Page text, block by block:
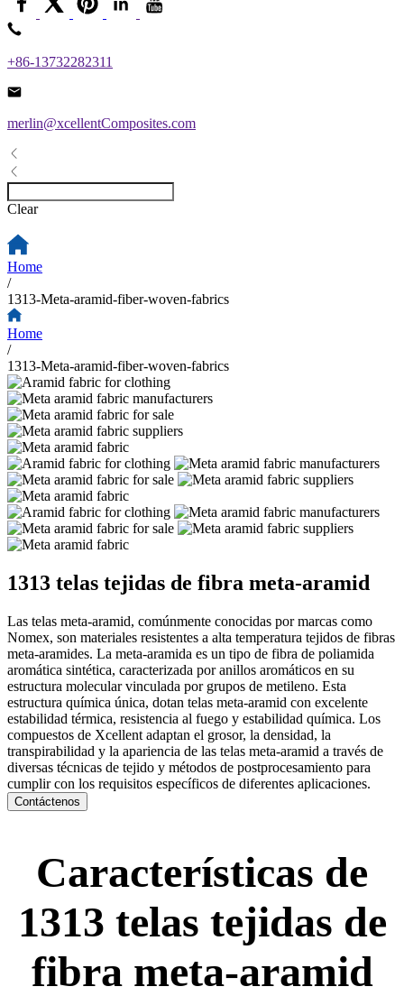
+86-13732282311
merlin@xcellentComposites.com
Clear
Home
/
1313-Meta-aramid-fiber-woven-fabrics
Home
/
1313-Meta-aramid-fiber-woven-fabrics
1313 telas tejidas de fibra meta-aramid
Las telas meta-aramid, comúnmente conocidas por marcas como
Nomex, son materiales resistentes a alta temperatura tejidos de fibras
meta-aramides. La meta-aramida es un tipo de fibra de poliamida
aromática sintética, caracterizada por anillos aromáticos en su
estructura molecular vinculada por grupos de metileno. Esta
estructura química única, dotan telas meta-aramid con excelente
estabilidad térmica, resistencia al fuego y estabilidad química. Los
compuestos de Xcellent adaptan el grosor, la densidad, la
transpirabilidad y la apariencia de las telas meta-aramid a través de
diversas técnicas de tejido y métodos de postprocesamiento para
cumplir con los requisitos específicos de diferentes aplicaciones.
Contáctenos
Características de
1313 telas tejidas de
fibra meta-aramid